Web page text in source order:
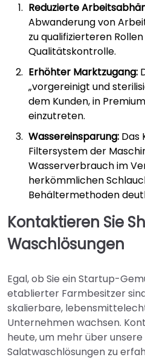
Reduzierte
Abwanderung von
zu qualifizierteren
Qualitätskontrolle.
Erhöhter Marktzugang:
„vorgereinigt und
dem Kunden, in
einzutreten.
Wassereinsparung: Das
Filtersystem der
Wasserverbrauch im
herkömmlichen
Behältermethoden
Kontaktieren Sie
Waschlösungen
Egal, ob Sie ein Startup-
etablierter Farmbesitzer
skalierbare,
Unternehmen wachsen.
heute, um mehr über
Salatwaschlösungen zu